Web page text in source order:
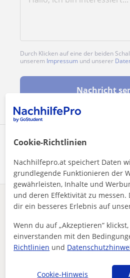
Profil teilen
Durch Klicken auf eine der beiden
unserem Impressum und unserer
Nachricht
Enthält dieses Profil einen
Nachhilfeunterricht Online
Mathe
Mathe-Tutorin mit Schwerpunkt auf die
Andere Online-
interessieren könnten
Cookie-Richtlinien
Nachhilfepro.at speichert Daten
grundlegende Funktionieren der
gewährleisten, Inhalte und
und deren Effektivität zu messen.
dir ein besseres Erlebnis auf
Wenn du auf „Akzeptieren”
einverstanden mit den
Richtlinien und
Cookie-Hinweis